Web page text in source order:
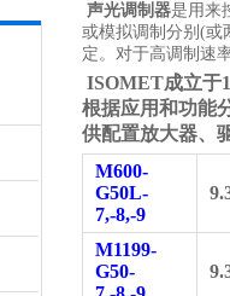
声光调制器是用来
或模拟调制分别(或
定。对于高调制速
ISOMET成立于
根据应用和功能
供配置放大器、
M600-
G50L-
7,-8,-9
M1199-
G50-